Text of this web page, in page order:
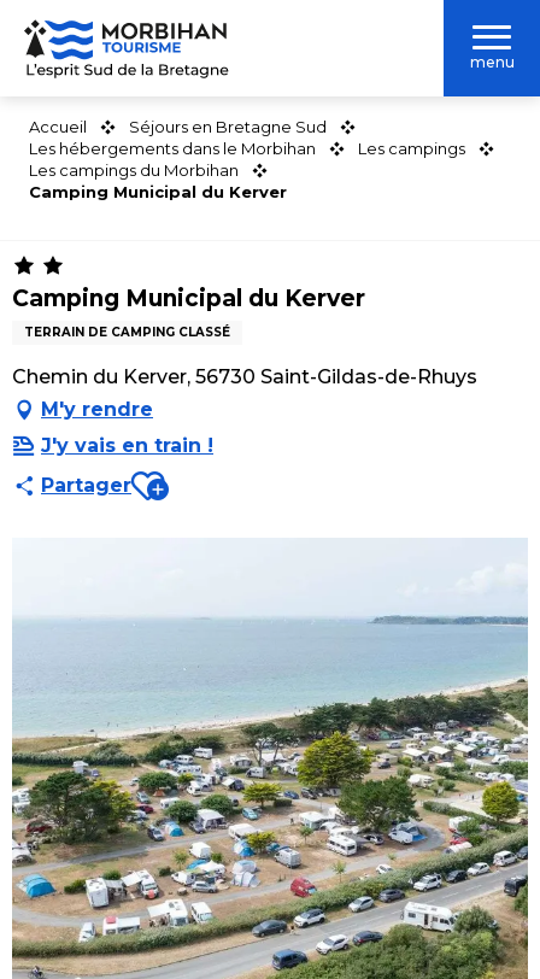
Aller
contenu
menu
Accueil
Séjours en Bretagne Sud
Les hébergements dans le Morbihan
Les campings
Les campings du Morbihan
Camping Municipal du Kerver
Camping Municipal du Kerver
TERRAIN DE CAMPING CLASSÉ
Chemin du Kerver, 56730 Saint-Gildas-de-Rhuys
M'y rendre
J'y vais en train !
PartagerAjouter aux favoris